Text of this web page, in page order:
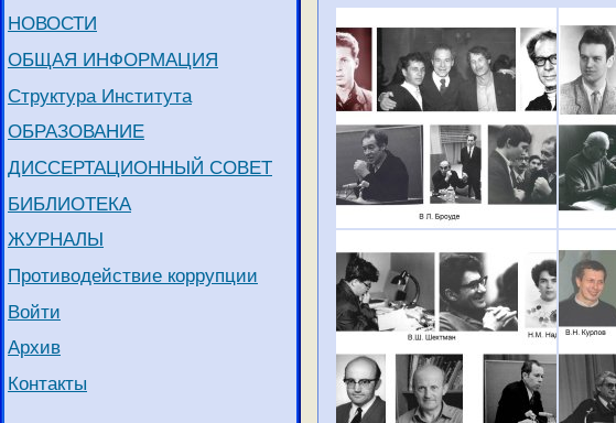
НОВОСТИ
ОБЩАЯ ИНФОРМАЦИЯ
Структура Института
ОБРАЗОВАНИЕ
ДИССЕРТАЦИОННЫЙ СОВЕТ
БИБЛИОТЕКА
ЖУРНАЛЫ
Противодействие коррупции
Войти
Архив
Контакты